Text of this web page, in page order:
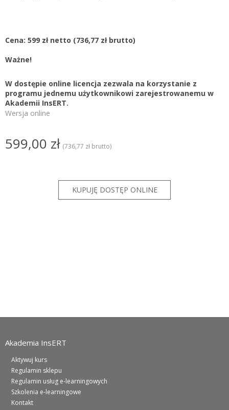
Cena: 599 zł netto (736,77 zł brutto)
Ważne!
W dostępie online licencja zezwala na korzystanie z
programu jednemu użytkownikowi zarejestrowanemu w
Akademii InsERT.
Wersja online
599,00 zł (736,77 zł brutto)
Akademia InsERT
Aktywuj kurs
Regulamin sklepu
Regulamin usług e-learningowych
Szkolenia e-learningowe
Kontakt